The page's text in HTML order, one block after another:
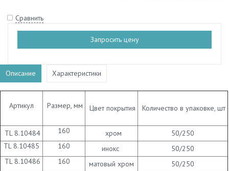
Сравнить
Запросить цену
Описание Характеристики
Артикул Размер, мм Цвет покрытия Количество в упаковке, шт
TL 8.10484 160 хром
50/250
TL 8.10485
160 инокс
50/250
TL 8.10486
160 матовый хром
50/250